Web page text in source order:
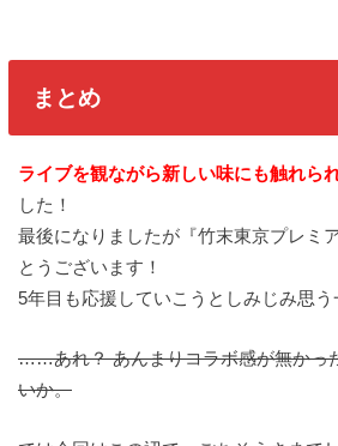
まとめ
ライブを観ながら新しい味にも触れら
した！
最後になりましたが『竹末東京プレミ
とうございます！
5年目も応援していこうとしみじみ思う
……あれ？ あんまりコラボ感が無か
いか。